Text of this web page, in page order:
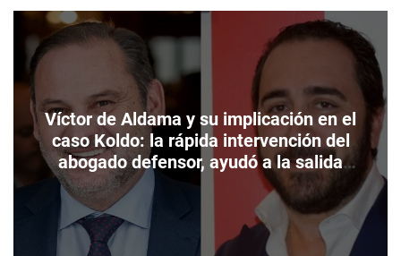
e
e
o
s
t
m
o
d
e
c
o
o
Víctor de Aldama y su implicación en el
caso Koldo: la rápida intervención del
abogado defensor, ayudó a la salida
precipitada del empresario.